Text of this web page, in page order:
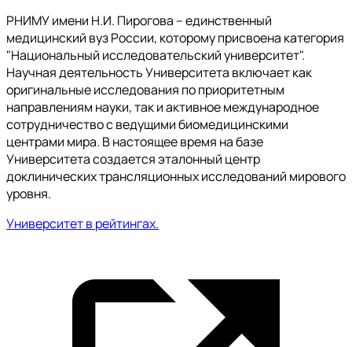
РНИМУ имени Н.И. Пирогова – единственный
медицинский вуз России, которому присвоена категория
"Национальный исследовательский университет".
Научная деятельность Университета включает как
оригинальные исследования по приоритетным
направлениям науки, так и активное международное
сотрудничество с ведущими биомедицинскими
центрами мира. В настоящее время на базе
Университета создается эталонный центр
доклинических трансляционных исследований мирового
уровня.
Университет в рейтингах.